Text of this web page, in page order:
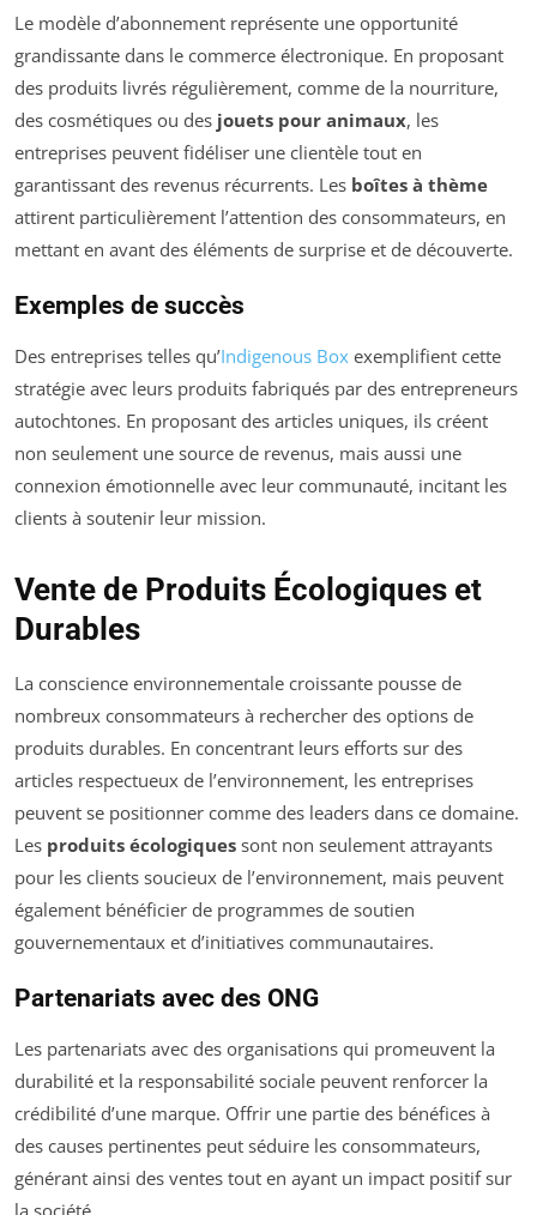
Le modèle d’abonnement représente une opportunité
grandissante dans le commerce électronique. En proposant
des produits livrés régulièrement, comme de la nourriture,
des cosmétiques ou des jouets pour animaux, les
entreprises peuvent fidéliser une clientèle tout en
garantissant des revenus récurrents. Les boîtes à thème
attirent particulièrement l’attention des consommateurs, en
mettant en avant des éléments de surprise et de découverte.
Exemples de succès
Des entreprises telles qu’Indigenous Box exemplifient cette
stratégie avec leurs produits fabriqués par des entrepreneurs
autochtones. En proposant des articles uniques, ils créent
non seulement une source de revenus, mais aussi une
connexion émotionnelle avec leur communauté, incitant les
clients à soutenir leur mission.
Vente de Produits Écologiques et
Durables
La conscience environnementale croissante pousse de
nombreux consommateurs à rechercher des options de
produits durables. En concentrant leurs efforts sur des
articles respectueux de l’environnement, les entreprises
peuvent se positionner comme des leaders dans ce domaine.
Les produits écologiques sont non seulement attrayants
pour les clients soucieux de l’environnement, mais peuvent
également bénéficier de programmes de soutien
gouvernementaux et d’initiatives communautaires.
Partenariats avec des ONG
Les partenariats avec des organisations qui promeuvent la
durabilité et la responsabilité sociale peuvent renforcer la
crédibilité d’une marque. Offrir une partie des bénéfices à
des causes pertinentes peut séduire les consommateurs,
générant ainsi des ventes tout en ayant un impact positif sur
la société.